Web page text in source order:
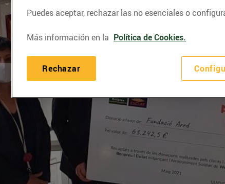
Puedes aceptar, rechazar las no esenciales o
Más información en la Política de Cookies.
Rechazar